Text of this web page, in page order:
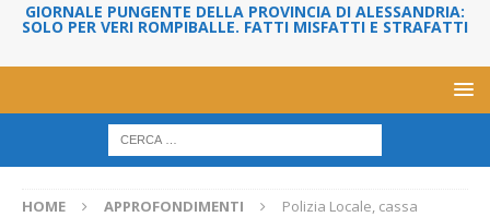
GIORNALE PUNGENTE DELLA PROVINCIA DI ALESSANDRIA:
SOLO PER VERI ROMPIBALLE. FATTI MISFATTI E STRAFATTI
HOME APPROFONDIMENTI
Polizia Locale, cassa